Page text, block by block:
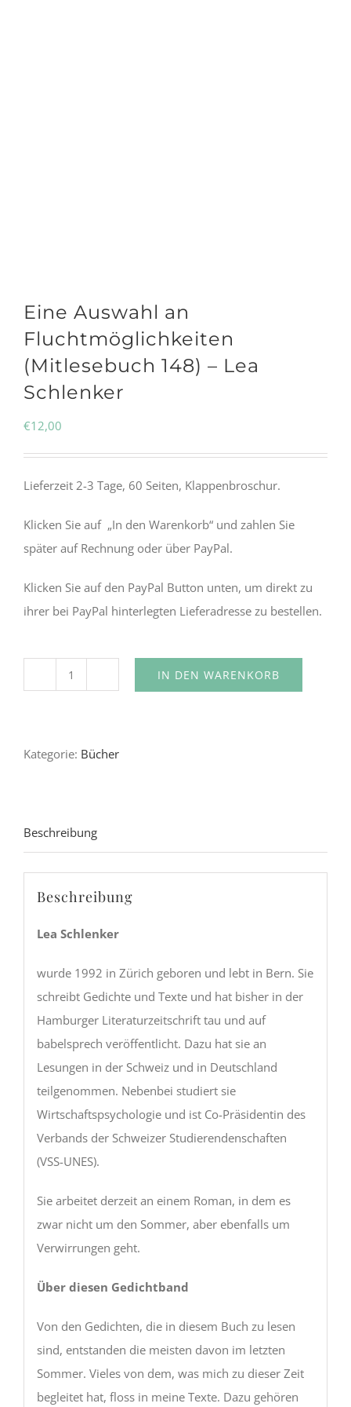
Eine Auswahl an
Fluchtmöglichkeiten
(Mitlesebuch 148) – Lea
Schlenker
€12,00
Lieferzeit 2-3 Tage, 60 Seiten, Klappenbroschur.
Klicken Sie auf „In den Warenkorb“ und zahlen Sie
später auf Rechnung oder über PayPal.
Klicken Sie auf den PayPal Button unten, um direkt zu
ihrer bei PayPal hinterlegten Lieferadresse zu bestellen.
Fluchtmöglichkeiten
-
Lea
Schlenker
Menge
IN DEN WARENKORB
Kategorie: Bücher
Beschreibung
Beschreibung
Lea Schlenker
wurde 1992 in Zürich geboren und lebt in Bern. Sie
schreibt Gedichte und Texte und hat bisher in der
Hamburger Literaturzeitschrift tau und auf
babelsprech veröffentlicht. Dazu hat sie an
Lesungen in der Schweiz und in Deutschland
teilgenommen. Nebenbei studiert sie
Wirtschaftspsychologie und ist Co-Präsidentin des
Verbands der Schweizer Studierendenschaften
(VSS-UNES).
Sie arbeitet derzeit an einem Roman, in dem es
zwar nicht um den Sommer, aber ebenfalls um
Verwirrungen geht.
Über diesen Gedichtband
Von den Gedichten, die in diesem Buch zu lesen
sind, entstanden die meisten davon im letzten
Sommer. Vieles von dem, was mich zu dieser Zeit
begleitet hat, floss in meine Texte. Dazu gehören